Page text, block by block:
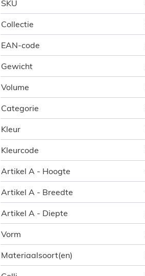
SKU
Collectie
EAN-code
Gewicht
Volume
Categorie
Kleur
Kleurcode
Artikel A - Hoogte
Artikel A - Breedte
Artikel A - Diepte
Vorm
Materiaalsoort(en)